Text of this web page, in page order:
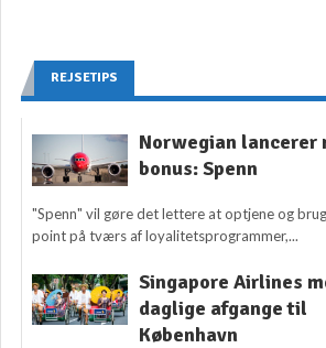
REJSETIPS
Norwegian lancerer
bonus: Spenn
"Spenn" vil gøre det lettere at optjene og
point på tværs af loyalitetsprogrammer,...
Singapore Airlines
daglige afgange til
København